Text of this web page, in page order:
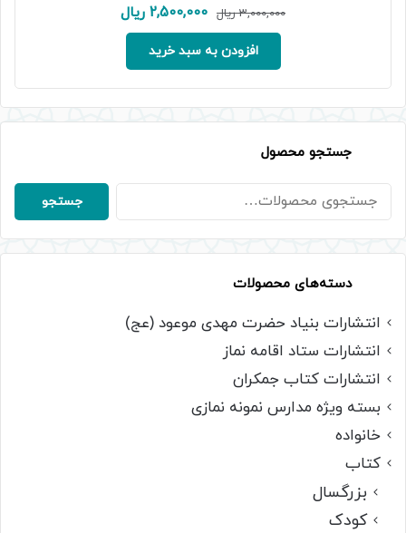
3,000,000 ریال قیمت
اصلی:
3,000,000 ریال
بود.
2,500,000 ریالقیمت
افزودن به سبد خرید
جستجو محصول
جستجو
برای:
جستجو
دسته‌های محصولات
انتشارات بنیاد حضرت مهدی موعود (عج)
انتشارات ستاد اقامه نماز
انتشارات کتاب جمکران
بسته ویژه مدارس نمونه نمازی
خانواده
کتاب
بزرگسال
کودک